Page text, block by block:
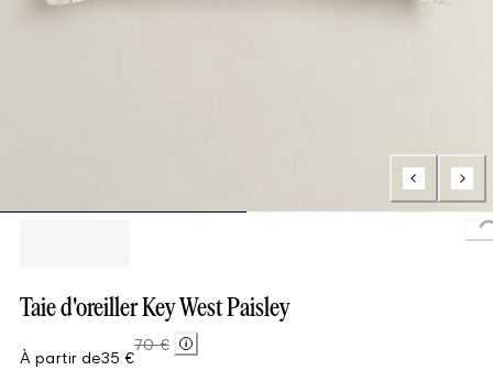
Taie d'oreiller Key West Paisley
À partir de35 €
70 €